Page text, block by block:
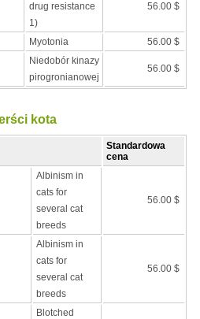
drug resistance
1)
56.00 $
Myotonia 56.00 $
Niedobór kinazy
pirogronianowej
56.00 $
kota
Standardowa
cena
Albinism in
cats for
several cat
breeds
56.00 $
Albinism in
cats for
several cat
breeds
56.00 $
Blotched